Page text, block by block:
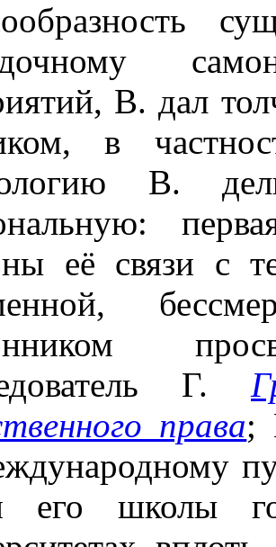
В. дал
в
В.
её связи с
Г.
права;
школы